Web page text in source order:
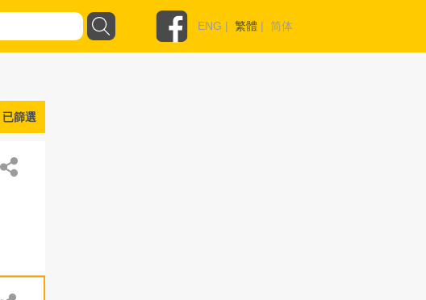
ENG | 繁體 | 简体
已篩選